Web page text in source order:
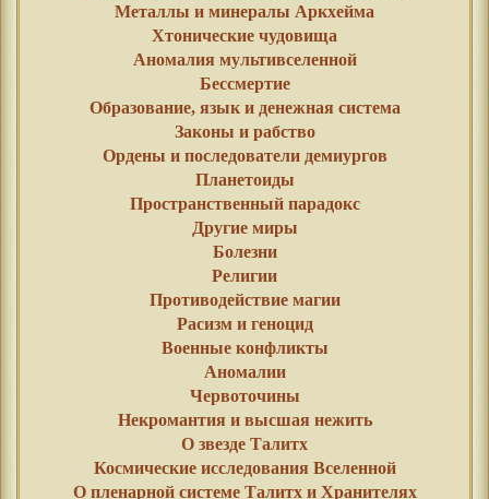
Металлы и минералы Аркхейма
Хтонические чудовища
Аномалия мультивселенной
Бессмертие
Образование, язык и денежная система
Законы и рабство
Ордены и последователи демиургов
Планетоиды
Пространственный парадокс
Другие миры
Болезни
Религии
Противодействие магии
Расизм и геноцид
Военные конфликты
Аномалии
Червоточины
Некромантия и высшая нежить
О звезде Талитх
Космические исследования Вселенной
О пленарной системе Талитх и Хранителях